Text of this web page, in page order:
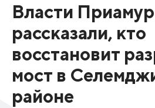
Власти
рассказали, кто
восстановит
мост в
районе